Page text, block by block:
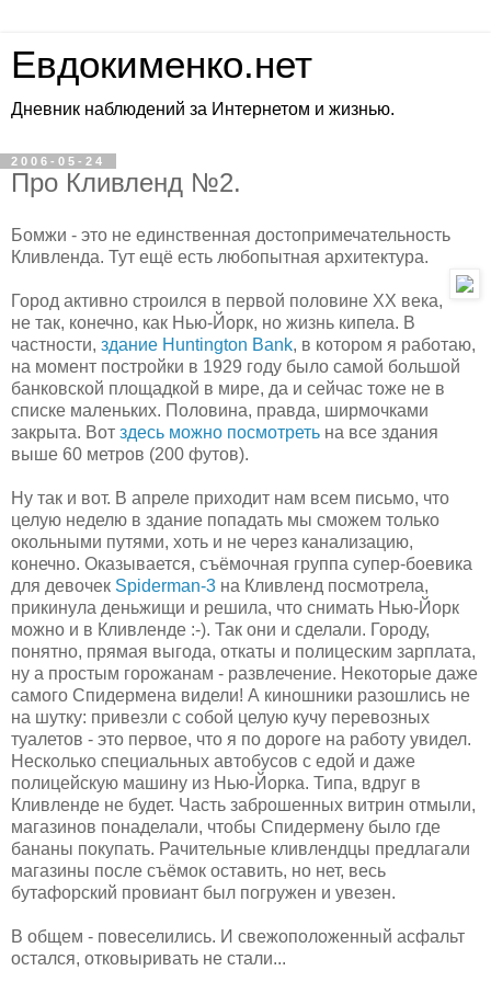
Евдокименко.нет
Дневник наблюдений за Интернетом и жизнью.
2006-05-24
Про Кливленд №2.
Бомжи - это не единственная достопримечательность
Кливленда. Тут ещё есть любопытная архитектура.
Город активно строился в первой половине ХХ века,
не так, конечно, как Нью-Йорк, но жизнь кипела. В
частности, здание Huntington Bank, в котором я работаю,
на момент постройки в 1929 году было самой большой
банковской площадкой в мире, да и сейчас тоже не в
списке маленьких. Половина, правда, ширмочками
закрыта. Вот здесь можно посмотреть на все здания
выше 60 метров (200 футов).
Ну так и вот. В апреле приходит нам всем письмо, что
целую неделю в здание попадать мы сможем только
окольными путями, хоть и не через канализацию,
конечно. Оказывается, съёмочная группа супер-боевика
для девочек Spiderman-3 на Кливленд посмотрела,
прикинула деньжищи и решила, что снимать Нью-Йорк
можно и в Кливленде :-). Так они и сделали. Городу,
понятно, прямая выгода, откаты и полицеским зарплата,
ну а простым горожанам - развлечение. Некоторые даже
самого Спидермена видели! А киношники разошлись не
на шутку: привезли с собой целую кучу перевозных
туалетов - это первое, что я по дороге на работу увидел.
Несколько специальных автобусов с едой и даже
полицейскую машину из Нью-Йорка. Типа, вдруг в
Кливленде не будет. Часть заброшенных витрин отмыли,
магазинов понаделали, чтобы Спидермену было где
бананы покупать. Рачительные кливлендцы предлагали
магазины после съёмок оставить, но нет, весь
бутафорский провиант был погружен и увезен.
В общем - повеселились. И свежоположенный асфальт
остался, отковыривать не стали...